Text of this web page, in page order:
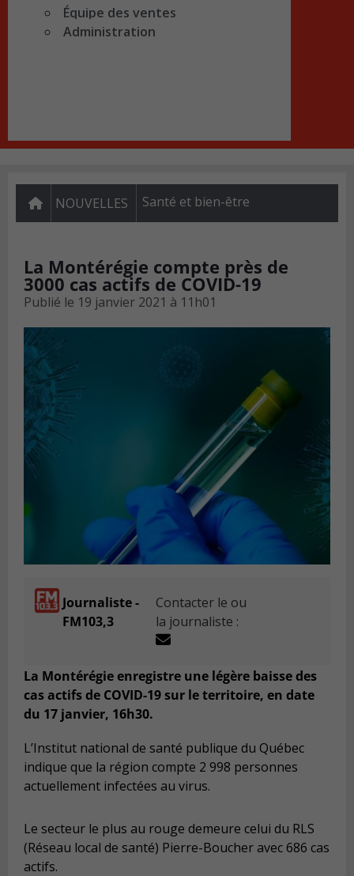
Équipe des ventes
Administration
NOUVELLES Santé et bien-être
La Montérégie compte près de
3000 cas actifs de COVID-19
Publié le 19 janvier 2021 à 11h01
Journaliste -
FM103,3
Contacter le ou
la journaliste :
La Montérégie enregistre une légère baisse des
cas actifs de COVID-19 sur le territoire, en date
du 17 janvier, 16h30.
L’Institut national de santé publique du Québec
indique que la région compte 2 998 personnes
actuellement infectées au virus.
Le secteur le plus au rouge demeure celui du RLS
(Réseau local de santé) Pierre-Boucher avec 686 cas
actifs.